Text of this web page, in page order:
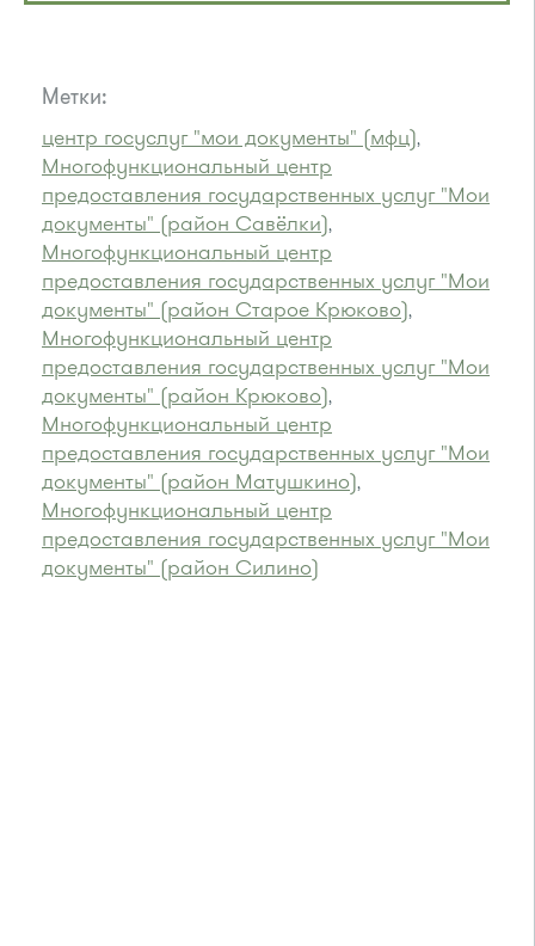
Метки:
центр госуслуг "мои документы" (мфц),
Многофункциональный центр
предоставления государственных услуг "Мои
документы" (район Савёлки),
Многофункциональный центр
предоставления государственных услуг "Мои
документы" (район Старое Крюково),
Многофункциональный центр
предоставления государственных услуг "Мои
документы" (район Крюково),
Многофункциональный центр
предоставления государственных услуг "Мои
документы" (район Матушкино),
Многофункциональный центр
предоставления государственных услуг "Мои
документы" (район Силино)